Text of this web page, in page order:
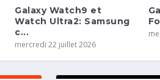
Galaxy Watch9 et
Watch Ultra2: Samsung
c...
mercredi 22 juillet 2026